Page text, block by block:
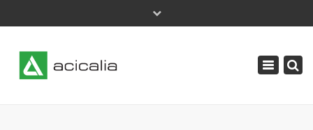
Toggle